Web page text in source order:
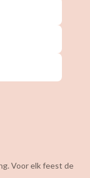
Voor elk feest de